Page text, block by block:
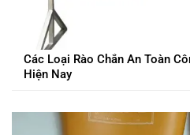
Các Loại Rào Chắn An Toàn
Hiện Nay